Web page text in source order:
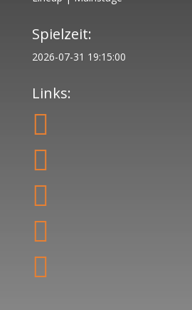
Spielzeit:
2026-07-31 19:15:00
Links:




